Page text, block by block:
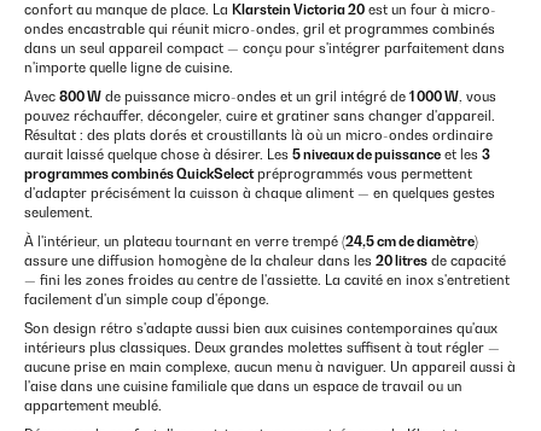
confort au manque de place. La Klarstein Victoria 20 est un four à micro-
ondes encastrable qui réunit micro-ondes, gril et programmes combinés
dans un seul appareil compact — conçu pour s'intégrer parfaitement dans
n'importe quelle ligne de cuisine.
Avec 800 W de puissance micro-ondes et un gril intégré de 1 000 W, vous
pouvez réchauffer, décongeler, cuire et gratiner sans changer d'appareil.
Résultat : des plats dorés et croustillants là où un micro-ondes ordinaire
aurait laissé quelque chose à désirer. Les 5 niveaux de puissance et les 3
programmes combinés QuickSelectpréprogrammés vous permettent
d'adapter précisément la cuisson à chaque aliment — en quelques gestes
seulement.
À l'intérieur, un plateau tournant en verre trempé (24,5 cm de diamètre)
assure une diffusion homogène de la chaleur dans les 20 litres de capacité
— fini les zones froides au centre de l'assiette. La cavité en inox s'entretient
facilement d'un simple coup d'éponge.
Son design rétro s'adapte aussi bien aux cuisines contemporaines qu'aux
intérieurs plus classiques. Deux grandes molettes suffisent à tout régler —
aucune prise en main complexe, aucun menu à naviguer. Un appareil aussi à
l'aise dans une cuisine familiale que dans un espace de travail ou un
appartement meublé.